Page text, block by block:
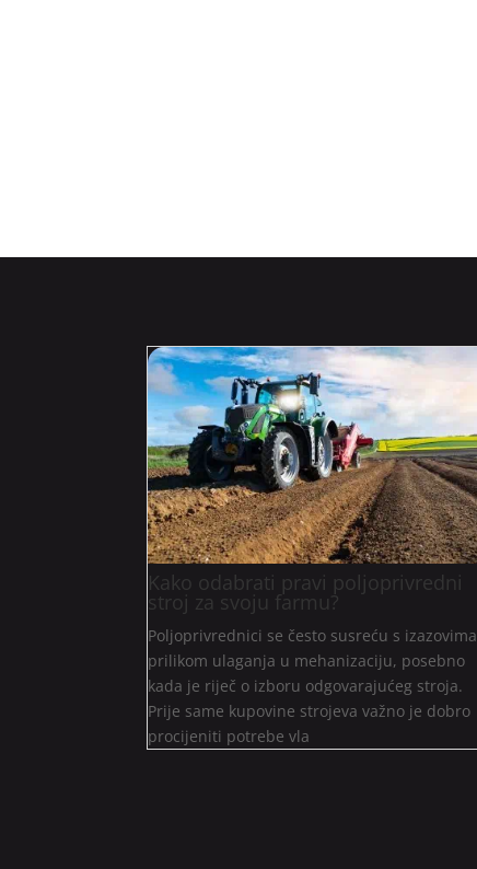
Kako odabrati pravi poljoprivredni
stroj za svoju farmu?
Poljoprivrednici se često susreću s izazovima
prilikom ulaganja u mehanizaciju, posebno
kada je riječ o izboru odgovarajućeg stroja.
Prije same kupovine strojeva važno je dobro
procijeniti potrebe vla